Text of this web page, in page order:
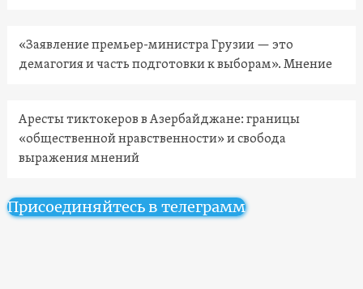
«Заявление премьер-министра Грузии — это
демагогия и часть подготовки к выборам». Мнение
Аресты тиктокеров в Азербайджане: границы
«общественной нравственности» и свобода
выражения мнений
Присоединяйтесь в телеграмм